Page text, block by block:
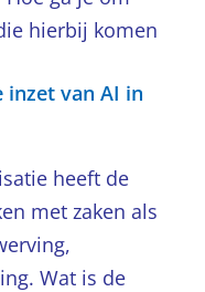
hierbij komen
inzet van AI in
heeft de
met zaken als
Wat is de